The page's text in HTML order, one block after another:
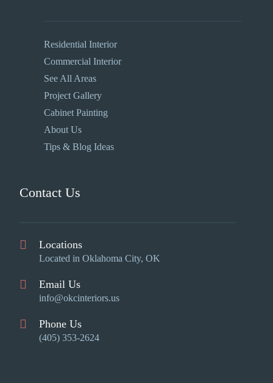
Residential Interior
Commercial Interior
See All Areas
Project Gallery
Cabinet Painting
About Us
Tips & Blog Ideas
Contact Us
Locations
Located in Oklahoma City, OK
Email Us
info@okcinteriors.us
Phone Us
(405) 353-2624